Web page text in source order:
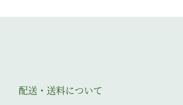
配送・送料について